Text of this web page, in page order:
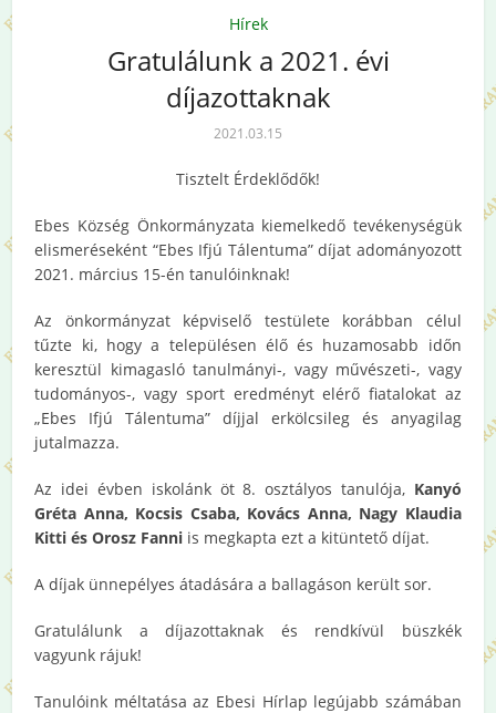
Hírek
Gratulálunk a 2021. évi
díjazottaknak
2021.03.15
Tisztelt Érdeklődők!
Ebes Község Önkormányzata kiemelkedő tevékenységük
elismeréseként “Ebes Ifjú Tálentuma” díjat adományozott
2021. március 15-én tanulóinknak!
Az önkormányzat képviselő testülete korábban célul
tűzte ki, hogy a településen élő és huzamosabb időn
keresztül kimagasló tanulmányi-, vagy művészeti-, vagy
tudományos-, vagy sport eredményt elérő fiatalokat az
„Ebes Ifjú Tálentuma” díjjal erkölcsileg és anyagilag
jutalmazza.
Az idei évben iskolánk öt 8. osztályos tanulója, Kanyó
Gréta Anna, Kocsis Csaba, Kovács Anna, Nagy Klaudia
Kitti és Orosz Fanni is megkapta ezt a kitüntető díjat.
A díjak ünnepélyes átadására a ballagáson került sor.
Gratulálunk a díjazottaknak és rendkívül büszkék
vagyunk rájuk!
Tanulóink méltatása az Ebesi Hírlap legújabb számában